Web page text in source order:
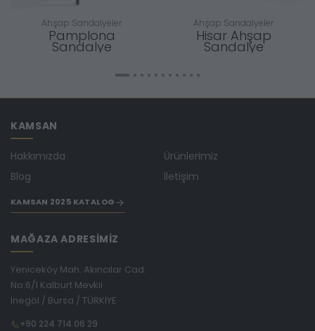
Ahşap Sandalyeler
Pamplona
Sandalye
Ahşap Sandalyeler
Hisar Ahşap
Sandalye
KAMSAN
Hakkımızda Ürünlerimiz
Blog İletişim
KAMSAN 2025 KATALOG
MAĞAZA ADRESİMİZ
Yeniceköy Mah. Akıncılar Cad.
No:6/1 Kalburt Mevkii
İnegöl / Bursa / TÜRKİYE
+90 224 714 06 29